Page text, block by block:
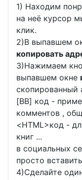
1) Находим
на неё курсор
клик.
2)В выпавшем
копировать
3)Нажимаем
выпавшем окне
скопированный
[BB] код -
комментов ,
<HTML>код -
книг ...
в социальных
просто
4)Сделайте